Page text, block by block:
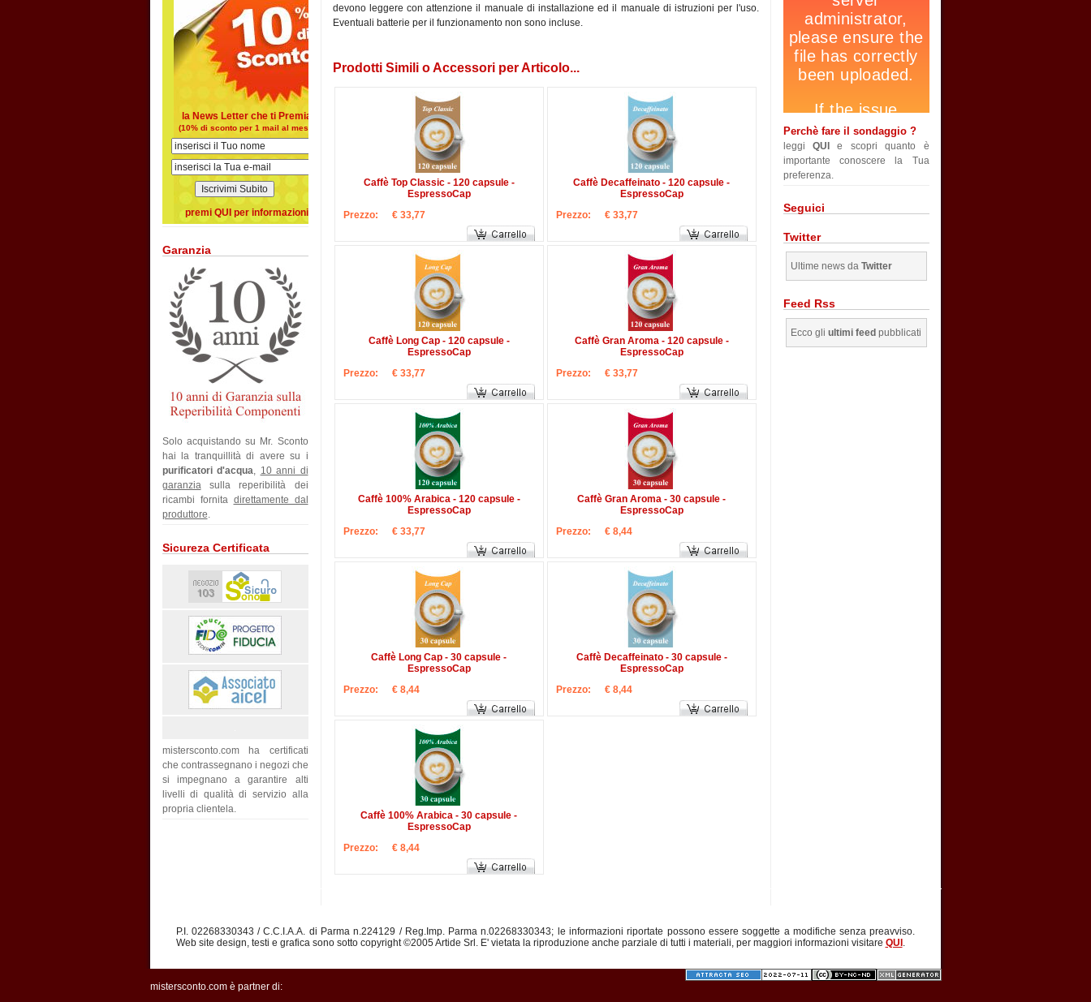
la News Letter che ti Premia
(10% di sconto per 1 mail al mese)
premi QUI per informazioni
Garanzia
Solo acquistando su Mr. Sconto
hai la tranquillità di avere su i
purificatori d'acqua, 10 anni di
garanziasulla reperibilità dei
ricambi fornita direttamente dal
produttore.
Sicureza Certificata
mistersconto.com ha certificati
che contrassegnano i negozi che
si impegnano a garantire alti
livelli di qualità di servizio alla
propria clientela.
devono leggere con attenzione il manuale di installazione ed il manuale di istruzioni per l'uso.
Eventuali batterie per il funzionamento non sono incluse.
Prodotti Simili o Accessori per Articolo...
Caffè Top Classic - 120 capsule -
EspressoCap
Prezzo:
€ 33,77
Caffè Decaffeinato - 120 capsule -
EspressoCap
Prezzo:
€ 33,77
Caffè Long Cap - 120 capsule -
EspressoCap
Prezzo:
€ 33,77
Caffè Gran Aroma - 120 capsule -
EspressoCap
Prezzo:
€ 33,77
Caffè 100% Arabica - 120 capsule -
EspressoCap
Prezzo:
€ 33,77
Caffè Gran Aroma - 30 capsule -
EspressoCap
Prezzo:
€ 8,44
Caffè Long Cap - 30 capsule -
EspressoCap
Prezzo:
€ 8,44
Caffè Decaffeinato - 30 capsule -
EspressoCap
Prezzo:
€ 8,44
Caffè 100% Arabica - 30 capsule -
EspressoCap
Prezzo:
€ 8,44
Perchè fare il sondaggio ?
leggi QUI
e scopri quanto è
importante conoscere la Tua
preferenza.
Seguici
Twitter
Ultime news da Twitter
Feed Rss
Ecco gli ultimi feed pubblicati
P.I. 02268330343 / C.C.I.A.A. di Parma n.224129 / Reg.Imp. Parma n.02268330343; le informazioni riportate possono essere soggette a modifiche senza preavviso.
Web site design, testi e grafica sono sotto copyright ©2005 Artide Srl. E' vietata la riproduzione anche parziale di tutti i materiali, per maggiori informazioni visitare QUI .
mistersconto.com è partner di: